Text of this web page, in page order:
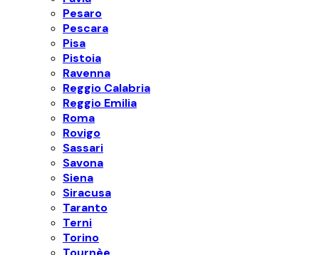
Pesaro
Pescara
Pisa
Pistoia
Ravenna
Reggio Calabria
Reggio Emilia
Roma
Rovigo
Sassari
Savona
Siena
Siracusa
Taranto
Terni
Torino